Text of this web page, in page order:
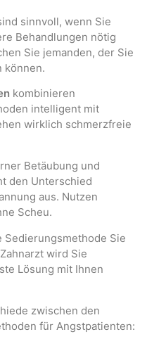
sinnvoll, wenn Sie
Behandlungen nötig
Sie jemanden, der Sie
können.
kombinieren
intelligent mit
wirklich schmerzfreie
Betäubung und
den Unterschied
aus. Nutzen
Scheu.
Sedierungsmethode Sie
wird Sie
Lösung mit Ihnen
zwischen den
für Angstpatienten: